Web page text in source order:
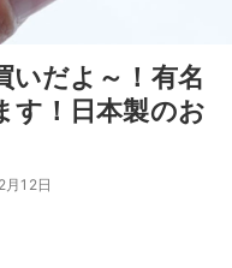
いだよ～！有名
す！日本製のお
12日